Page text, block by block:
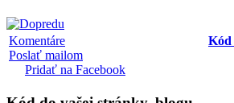
Komentáre
Poslať mailom
Pridať na Facebook
Kód